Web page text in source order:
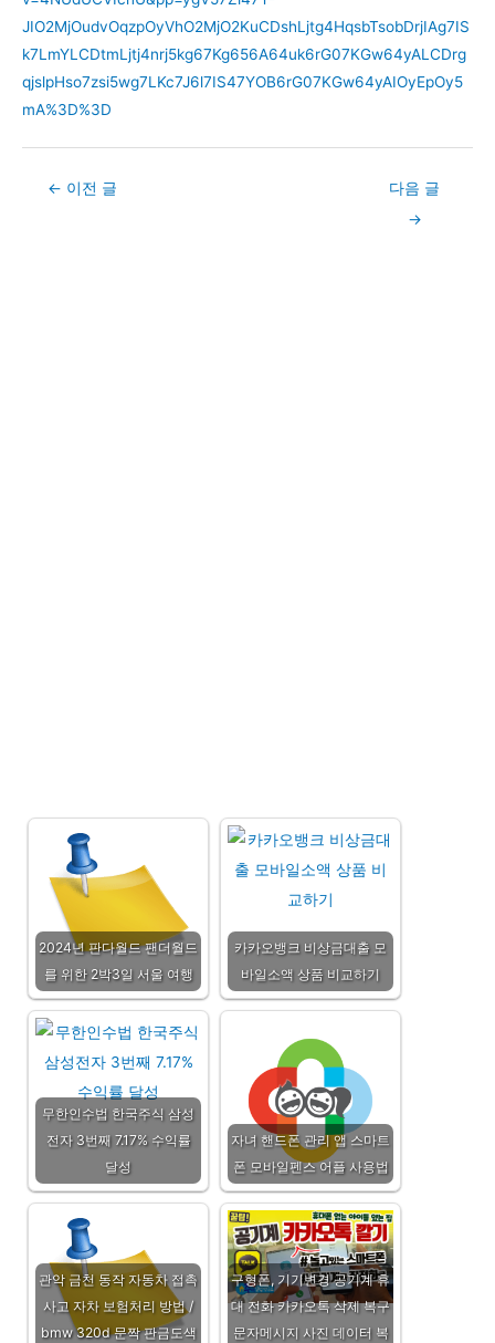
JIO2MjOudvOqzpOyVhO2MjO2KuCDshLjtg4HqsbTsobDrjIAg7IS
k7LmYLCDtmLjtj4nrj5kg67Kg656A64uk6rG07KGw64yALCDrg
qjslpHso7zsi5wg7LKc7J6l7IS47YOB6rG07KGw64yAIOyEpOy5
mA%3D%3D
Post← 이전 글
다음 글
→
2024년 판다월드 팬더월드
를 위한 2박3일 서울 여행
카카오뱅크 비상금대출 모
바일소액 상품 비교하기
무한인수법 한국주식 삼성
전자 3번째 7.17% 수익률
달성
자녀 핸드폰 관리 앱 스마트
폰 모바일펜스 어플 사용법
관악 금천 동작 자동차 접촉
사고 자차 보험처리 방법 /
bmw 320d 문짝 판금도색
구형폰, 기기변경 공기계 휴
대 전화 카카오톡 삭제 복구
문자메시지 사진 데이터 복